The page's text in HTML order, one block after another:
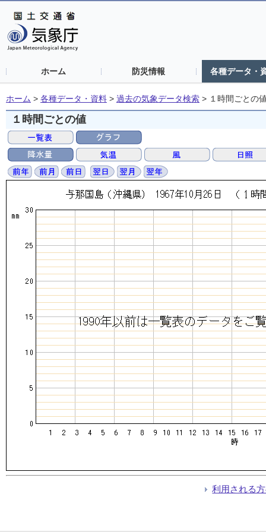
ホーム 防災情報 各種データ・
ホーム > 各種データ・資料 > 過去の気象データ検索 > １時間ごとの
１時間ごとの値
利用される